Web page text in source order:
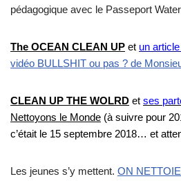
pédagogique avec le Passeport
The OCEAN CLEAN UP et un
vidéo BULLSHIT ou pas ? de
CLEAN UP THE WOLRD et ses
Nettoyons le Monde (à suivre pour
c’était le 15 septembre 2018… et
Les jeunes s’y mettent. ON